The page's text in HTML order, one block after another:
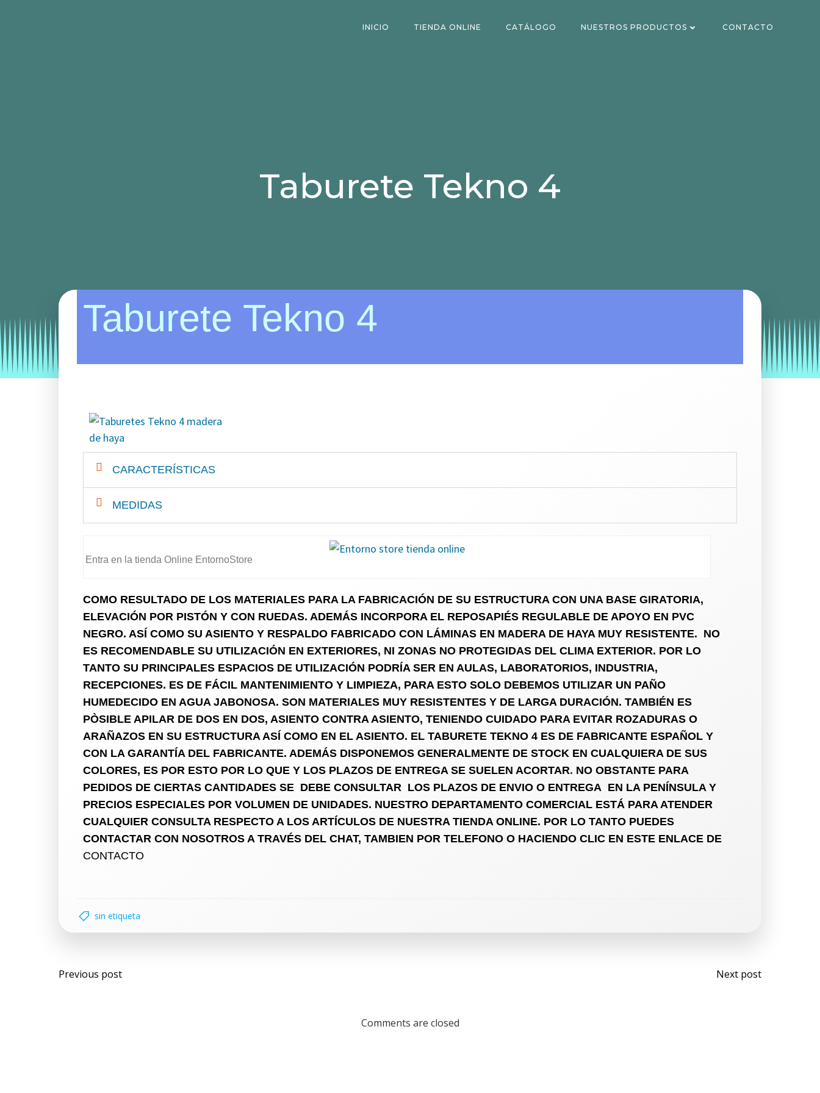
INICIO TIENDA ONLINE CATÁLOGO NUESTROS PRODUCTOS CONTACTO
Taburete Tekno 4
Categories: taburetes taburetes para hosteleria
Taburete Tekno 4
CARACTERÍSTICAS
MEDIDAS
Entra en la tienda Online EntornoStore
COMO RESULTADO DE LOS MATERIALES PARA LA FABRICACIÓN DE SU ESTRUCTURA CON UNA BASE GIRATORIA,
ELEVACIÓN POR PISTÓN Y CON RUEDAS. ADEMÁS INCORPORA EL REPOSAPIÉS REGULABLE DE APOYO EN PVC
NEGRO. ASÍ COMO SU ASIENTO Y RESPALDO FABRICADO CON LÁMINAS EN MADERA DE HAYA MUY RESISTENTE. NO
ES RECOMENDABLE SU UTILIZACIÓN EN EXTERIORES, NI ZONAS NO PROTEGIDAS DEL CLIMA EXTERIOR. POR LO
TANTO SU PRINCIPALES ESPACIOS DE UTILIZACIÓN PODRÍA SER EN AULAS, LABORATORIOS, INDUSTRIA,
RECEPCIONES. ES DE FÁCIL MANTENIMIENTO Y LIMPIEZA, PARA ESTO SOLO DEBEMOS UTILIZAR UN PAÑO
HUMEDECIDO EN AGUA JABONOSA. SON MATERIALES MUY RESISTENTES Y DE LARGA DURACIÓN. TAMBIÉN ES
PÒSIBLE APILAR DE DOS EN DOS, ASIENTO CONTRA ASIENTO, TENIENDO CUIDADO PARA EVITAR ROZADURAS O
ARAÑAZOS EN SU ESTRUCTURA ASÍ COMO EN EL ASIENTO. EL TABURETE TEKNO 4 ES DE FABRICANTE ESPAÑOL Y
CON LA GARANTÍA DEL FABRICANTE. ADEMÁS DISPONEMOS GENERALMENTE DE STOCK EN CUALQUIERA DE SUS
COLORES, ES POR ESTO POR LO QUE Y LOS PLAZOS DE ENTREGA SE SUELEN ACORTAR. NO OBSTANTE PARA
PEDIDOS DE CIERTAS CANTIDADES SE DEBE CONSULTAR LOS PLAZOS DE ENVIO O ENTREGA EN LA PENÍNSULA Y
PRECIOS ESPECIALES POR VOLUMEN DE UNIDADES. NUESTRO DEPARTAMENTO COMERCIAL ESTÁ PARA ATENDER
CUALQUIER CONSULTA RESPECTO A LOS ARTÍCULOS DE NUESTRA TIENDA ONLINE. POR LO TANTO PUEDES
CONTACTAR CON NOSOTROS A TRAVÉS DEL CHAT, TAMBIEN POR TELEFONO O HACIENDO CLIC EN ESTE ENLACE DE
CONTACTO
sin etiqueta
Previous post Next post
Comments are closed